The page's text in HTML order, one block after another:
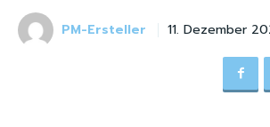
PM-Ersteller 11. Dezember